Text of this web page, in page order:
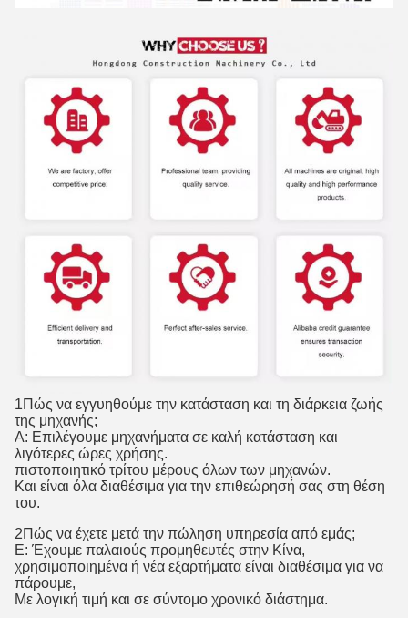
1Πώς να εγγυηθούμε την κατάσταση και τη διάρκεια ζωής
της μηχανής;
Α: Επιλέγουμε μηχανήματα σε καλή κατάσταση και
λιγότερες ώρες χρήσης.
πιστοποιητικό τρίτου μέρους όλων των μηχανών.
Και είναι όλα διαθέσιμα για την επιθεώρησή σας στη θέση
του.
2Πώς να έχετε μετά την πώληση υπηρεσία από εμάς;
Ε: Έχουμε παλαιούς προμηθευτές στην Κίνα,
χρησιμοποιημένα ή νέα εξαρτήματα είναι διαθέσιμα για να
πάρουμε,
Με λογική τιμή και σε σύντομο χρονικό διάστημα.